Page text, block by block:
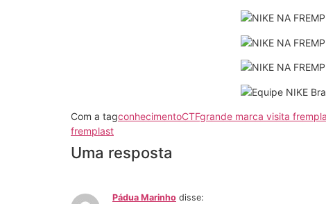
Com a tagconhecimentoCTFgrande marca visita
fremplast
Uma resposta
Pádua Marinho disse: